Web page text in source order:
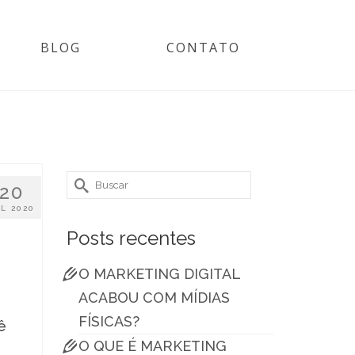
BLOG CONTATO
2020
Buscar
Posts recentes
O MARKETING DIGITAL
ACABOU COM MÍDIAS
FÍSICAS?
O QUE É MARKETING